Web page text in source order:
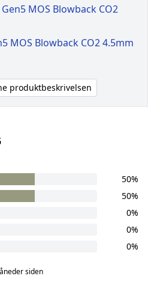
MOS Blowback CO2
MOS Blowback CO2 4.5mm
produktbeskrivelsen
50%
50%
0%
0%
0%
siden